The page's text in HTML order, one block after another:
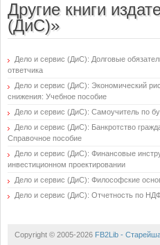
Другие книги
(ДиС)»
Дело и сервис (ДиС): Долговые
ответчика
Дело и сервис (ДиС): Экономический
снижения: Учебное пособие
Дело и сервис (ДиС): Самоучитель по
Дело и сервис (ДиС): Банкротство
Справочное пособие
Дело и сервис (ДиС): Финансовые
инвестиционном проектировании
Дело и сервис (ДиС): Философские
Дело и сервис (ДиС): Отчетность по
Copyright © 2005-2026 FB2Lib -